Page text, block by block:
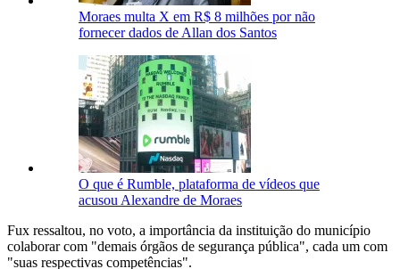
Moraes multa X em R$ 8 milhões por não
fornecer dados de Allan dos Santos
O que é Rumble, plataforma de vídeos que
acusou Alexandre de Moraes
Fux ressaltou, no voto, a importância da instituição do município
colaborar com "demais órgãos de segurança pública", cada um com
"suas respectivas competências".